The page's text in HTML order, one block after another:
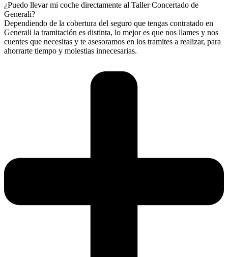
¿Puedo llevar mi coche directamente al Taller Concertado de
Generali?
Dependiendo de la cobertura del seguro que tengas contratado en
Generali la tramitación es distinta, lo mejor es que nos llames y nos
cuentes que necesitas y te asesoramos en los tramites a realizar, para
ahorrarte tiempo y molestias innecesarias.